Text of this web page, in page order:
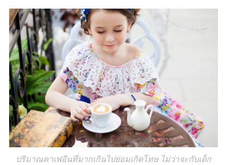
ปริมาณคาเฟอีนที่มากเกินไปย่อมเกิดโทษ ไม่ว่าจะกับเด็ก